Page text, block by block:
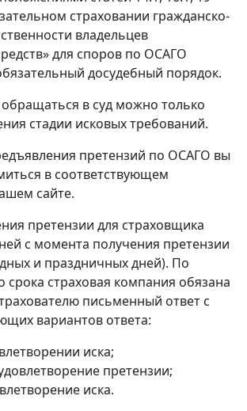
страховании гражданско-
владельцев
для споров по ОСАГО
досудебный порядок.
в суд можно только
стадии исковых требований.
претензий по ОСАГО вы
в соответствующем
сайте.
претензии для страховщика
с момента получения претензии
и праздничных дней). По
срока страховая компания обязана
письменный ответ с
вариантов ответа:
иска;
претензии;
иска.